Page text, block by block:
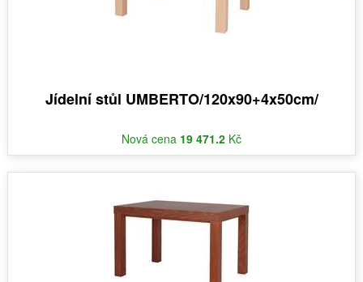
Jídelní stůl UMBERTO/120x90+4x50cm/
Nová cena 19 471.2 Kč